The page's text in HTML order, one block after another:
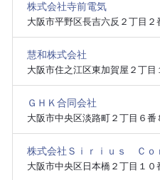
株式会社寺前電気
大阪市平野区長吉六反２丁目２
慧和株式会社
大阪市住之江区東加賀屋２丁目
ＧＨＫ合同会社
大阪市中央区淡路町２丁目６番
株式会社Ｓｉｒｉｕｓ Ｃｏ
大阪市中央区日本橋２丁目１０